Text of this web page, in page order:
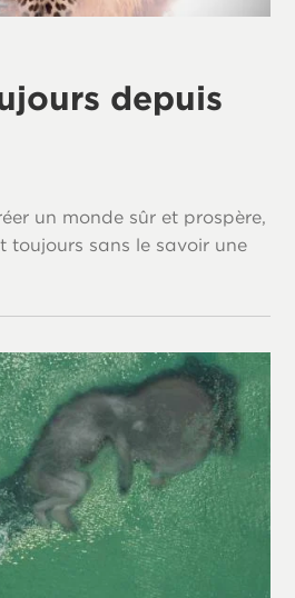
depuis
un monde sûr et prospère,
toujours sans le savoir une